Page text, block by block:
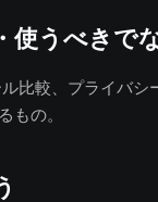
使うべきで
比較、プライバシ
もの。